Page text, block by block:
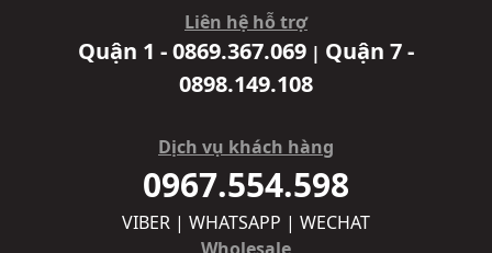
Liên hệ hỗ trợ
Quận 1 - 0869.367.069 | Quận 7 -
0898.149.108
Dịch vụ khách hàng
0967.554.598
VIBER | WHATSAPP | WECHAT